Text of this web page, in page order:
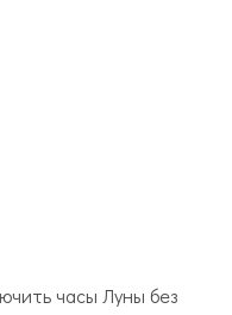
часы Луны без